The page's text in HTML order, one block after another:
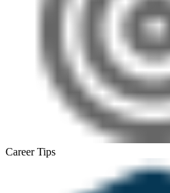
Career Tips